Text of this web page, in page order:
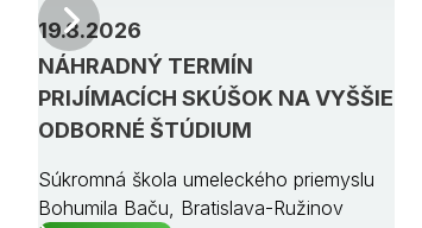
NÁHRADNÝ TERMÍN
PRIJÍMACÍCH SKÚŠOK NA VYŠŠIE
ODBORNÉ ŠTÚDIUM
19.8.2026
Súkromná škola umeleckého priemyslu
Bohumila Baču, Bratislava-Ružinov
Predchádzajúci